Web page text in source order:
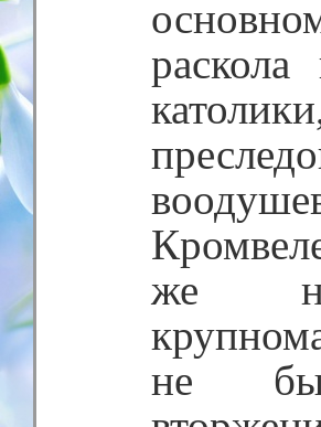
же
не